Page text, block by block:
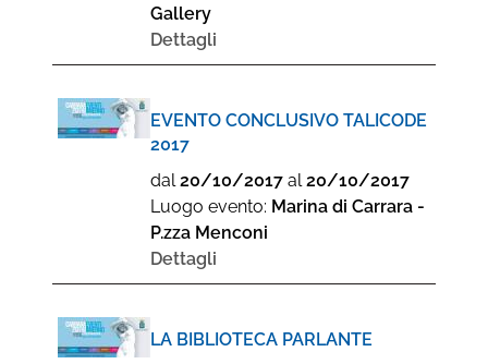
Gallery
Dettagli
EVENTO CONCLUSIVO TALICODE
2017
dal20/10/2017 al20/10/2017
Luogo evento: Marina di Carrara -
P.zza Menconi
Dettagli
LA BIBLIOTECA PARLANTE